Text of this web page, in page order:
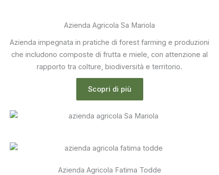
Azienda Agricola Sa Mariola
Azienda impegnata in pratiche di forest farming e produzioni
che includono composte di frutta e miele, con attenzione al
rapporto tra colture, biodiversità e territorio.
Scopri di più
Azienda Agricola Fatima Todde